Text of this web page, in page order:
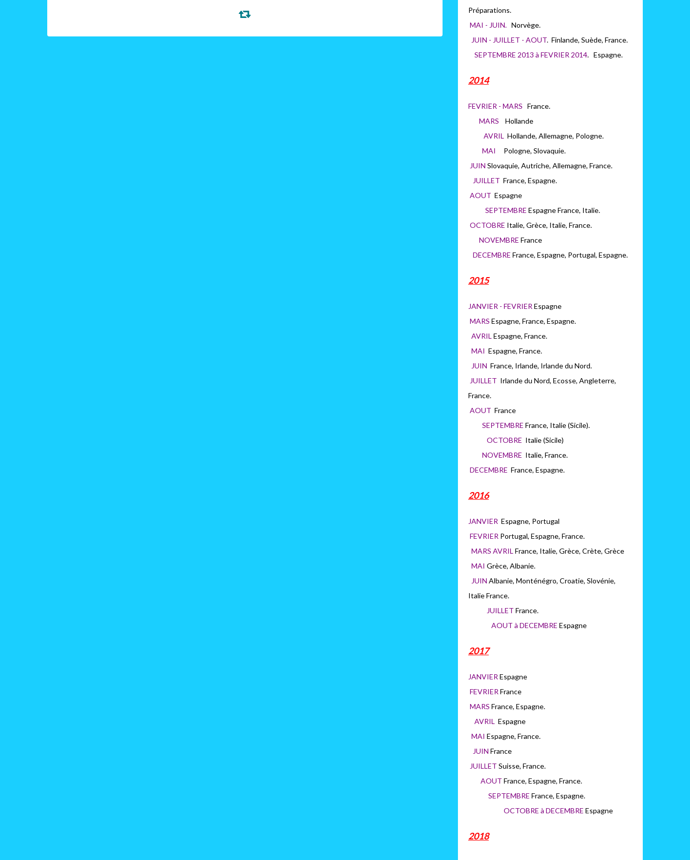
Préparations.
MAI - JUIN. Norvège.
JUIN - JUILLET - AOUT. Finlande, Suède, France.
SEPTEMBRE 2013 à FEVRIER 2014. Espagne.
2014
FEVRIER - MARS France.
MARS Hollande
AVRIL Hollande, Allemagne, Pologne.
MAI
Pologne, Slovaquie.
JUIN Slovaquie, Autriche, Allemagne, France.
JUILLET France, Espagne.
AOUT Espagne
SEPTEMBRE Espagne France, Italie.
OCTOBRE Italie, Grèce, Italie, France.
NOVEMBRE France
DECEMBRE France, Espagne, Portugal, Espagne.
2015
JANVIER - FEVRIER Espagne
MARS Espagne, France, Espagne.
AVRIL Espagne, France.
MAI Espagne, France.
JUIN France, Irlande, Irlande du Nord.
JUILLET Irlande du Nord, Ecosse, Angleterre,
France.
AOUT France
SEPTEMBRE France, Italie (Sicile).
OCTOBRE Italie (Sicile)
NOVEMBRE Italie, France.
DECEMBRE France, Espagne.
2016
JANVIER Espagne, Portugal
FEVRIER Portugal, Espagne, France.
MARS AVRIL France, Italie, Grèce, Crète, Grèce
MAI Grèce, Albanie.
JUIN Albanie, Monténégro, Croatie, Slovénie,
Italie France.
JUILLET France.
AOUT à DECEMBRE Espagne
2017
JANVIER Espagne
FEVRIER France
MARS France, Espagne.
AVRIL Espagne
MAI Espagne, France.
JUIN France
JUILLET Suisse, France.
AOUT France, Espagne, France.
SEPTEMBRE France, Espagne.
OCTOBRE à DECEMBRE Espagne
2018